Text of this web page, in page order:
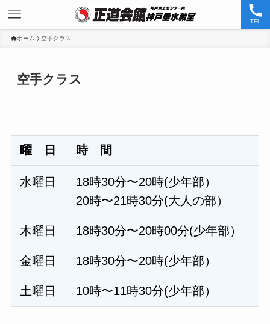
TEL
ホーム 空手クラス
空手クラス
曜 日 時 間
水曜日
18時30分〜20時(少年部）
20時〜21時30分(大人の部）
木曜日 18時30分〜20時00分(少年部）
金曜日 18時30分〜20時(少年部）
土曜日 10時〜11時30分(少年部）